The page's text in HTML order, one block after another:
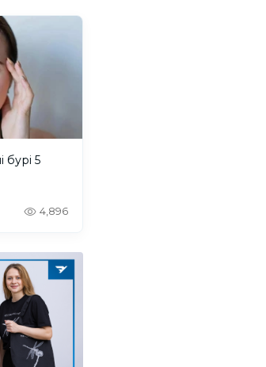
бурі 5
4,896